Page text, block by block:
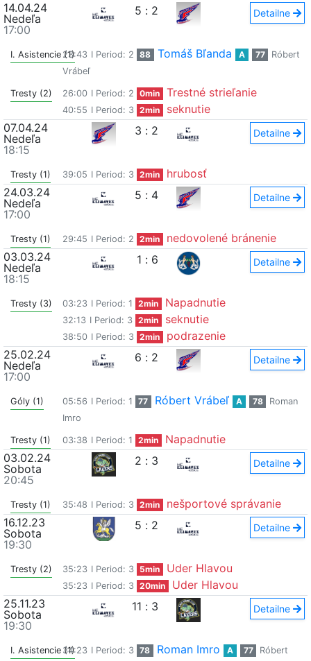
14.04.24
Nedeľa
17:00
5 : 2 Detailne
I. Asistencie (1)23:43 I Period: 2 88 Tomáš Bľanda A 77
Róbert
Vrábeľ
Tresty (2) 26:00 I Period: 2 0min Trestné strieľanie
40:55 I Period: 3 2min
seknutie
07.04.24
Nedeľa
18:15
3 : 2 Detailne
Tresty (1) 39:05 I Period: 3 2min
hrubosť
24.03.24
Nedeľa
17:00
5 : 4 Detailne
Tresty (1) 29:45 I Period: 2 2min
nedovolené bránenie
03.03.24
Nedeľa
18:15
1 : 6 Detailne
Tresty (3) 03:23 I Period: 1 2min Napadnutie
32:13 I Period: 3 2min seknutie
38:50 I Period: 3 2min
podrazenie
25.02.24
Nedeľa
17:00
6 : 2 Detailne
Góly (1) 05:56 I Period: 1 77 Róbert Vrábeľ A 78
Roman
Imro
Tresty (1) 03:38 I Period: 1 2min
Napadnutie
03.02.24
Sobota
20:45
2 : 3 Detailne
Tresty (1) 35:48 I Period: 3 2min
nešportové správanie
16.12.23
Sobota
19:30
5 : 2 Detailne
Tresty (2) 35:23 I Period: 3 5min Uder Hlavou
35:23 I Period: 3 20min
Uder Hlavou
25.11.23
Sobota
19:30
11 : 3 Detailne
I. Asistencie (1)34:23 I Period: 3 78 Roman Imro A 77
Róbert